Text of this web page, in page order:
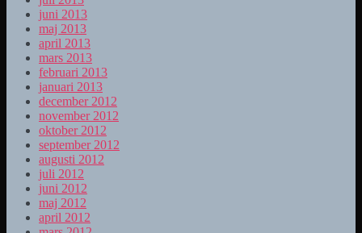
juni 2013
maj 2013
april 2013
mars 2013
februari 2013
januari 2013
december 2012
november 2012
oktober 2012
september 2012
augusti 2012
juli 2012
juni 2012
maj 2012
april 2012